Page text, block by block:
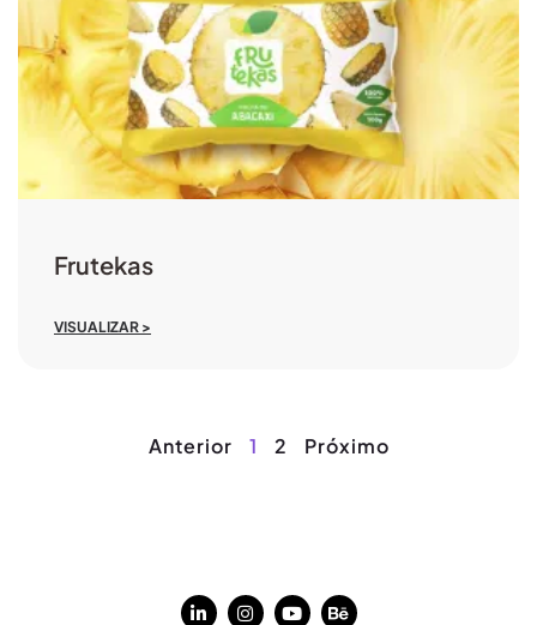
Frutekas
VISUALIZAR >
Anterior 1 2 Próximo